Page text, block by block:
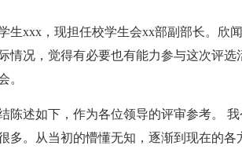
生xxx，现担任校学生会xx部副部长。欣
情况，觉得有必要也有能力参与这次评选
。
陈述如下，作为各位领导的评审参考。
多。从当初的懵懂无知，逐渐到现在的各